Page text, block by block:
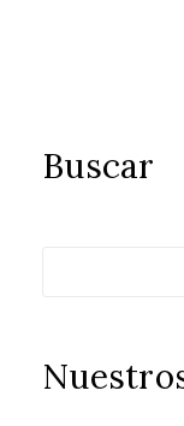
Buscar